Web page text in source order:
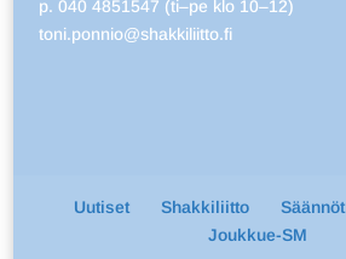
p. 040 4851547 (ti–pe klo 10–12)
toni.ponnio@shakkiliitto.fi
Uutiset Shakkiliitto Säännöt
Joukkue-SM